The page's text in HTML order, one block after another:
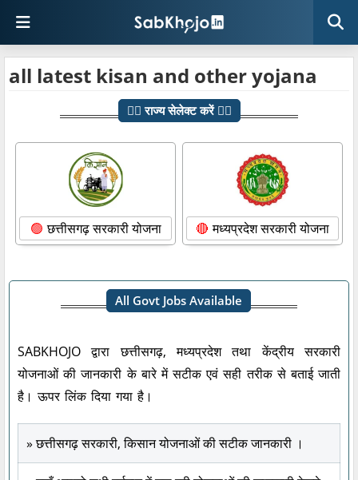
all latest kisan and other yojana
👇🏼 राज्य सेलेक्ट करें 👇🏼
छत्तीसगढ़ सरकारी योजना मध्यप्रदेश सरकारी योजना
All Govt Jobs Available
SABKHOJO द्वारा छत्तीसगढ़, मध्यप्रदेश तथा केंद्रीय सरकारी
योजनाओं की जानकारी के बारे में सटीक एवं सही तरीक से बताई जाती
है। ऊपर लिंक दिया गया है।
» छत्तीसगढ़ सरकारी, किसान योजनाओं की सटीक जानकारी ।